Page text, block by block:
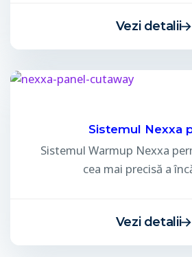
Vezi detalii
Sistemul Nexxa
Sistemul Warmup Nexxa
cea mai precisă a
Vezi detalii